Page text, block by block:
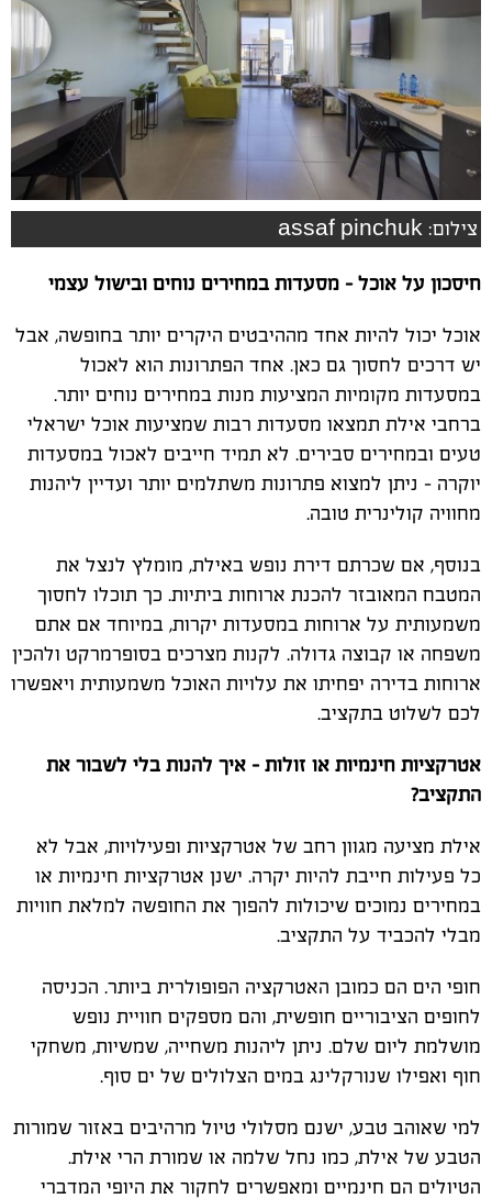
צילום: assaf pinchuk
חיסכון על אוכל – מסעדות במחירים נוחים ובישול עצמי
אוכל יכול להיות אחד מההיבטים היקרים יותר בחופשה, אבל
יש דרכים לחסוך גם כאן. אחד הפתרונות הוא לאכול
במסעדות מקומיות המציעות מנות במחירים נוחים יותר.
ברחבי אילת תמצאו מסעדות רבות שמציעות אוכל ישראלי
טעים ובמחירים סבירים. לא תמיד חייבים לאכול במסעדות
יוקרה – ניתן למצוא פתרונות משתלמים יותר ועדיין ליהנות
מחוויה קולינרית טובה.
בנוסף, אם שכרתם דירת נופש באילת, מומלץ לנצל את
המטבח המאובזר להכנת ארוחות ביתיות. כך תוכלו לחסוך
משמעותית על ארוחות במסעדות יקרות, במיוחד אם אתם
משפחה או קבוצה גדולה. לקנות מצרכים בסופרמרקט ולהכין
ארוחות בדירה יפחיתו את עלויות האוכל משמעותית ויאפשרו
לכם לשלוט בתקציב.
אטרקציות חינמיות או זולות – איך להנות בלי לשבור את
התקציב?
אילת מציעה מגוון רחב של אטרקציות ופעילויות, אבל לא
כל פעילות חייבת להיות יקרה. ישנן אטרקציות חינמיות או
במחירים נמוכים שיכולות להפוך את החופשה למלאת חוויות
מבלי להכביד על התקציב.
חופי הים הם כמובן האטרקציה הפופולרית ביותר. הכניסה
לחופים הציבוריים חופשית, והם מספקים חוויית נופש
מושלמת ליום שלם. ניתן ליהנות משחייה, שמשיות, משחקי
חוף ואפילו שנורקלינג במים הצלולים של ים סוף.
למי שאוהב טבע, ישנם מסלולי טיול מרהיבים באזור שמורות
הטבע של אילת, כמו נחל שלמה או שמורת הרי אילת.
הטיולים הם חינמיים ומאפשרים לחקור את היופי המדברי